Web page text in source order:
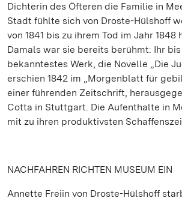
Dichterin des Öfteren die Familie in
Stadt fühlte sich von Droste-Hülshoff
von 1841 bis zu ihrem Tod im Jahr 1848
Damals war sie bereits berühmt: Ihr
bekanntestes Werk, die Novelle „Die
erschien 1842 im „Morgenblatt für
einer führenden Zeitschrift,
Cotta in Stuttgart. Die Aufenthalte in
mit zu ihren produktivsten
NACHFAHREN RICHTEN MUSEUM EIN
Annette Freiin von Droste-Hülshoff